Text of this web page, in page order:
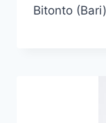
Bitonto